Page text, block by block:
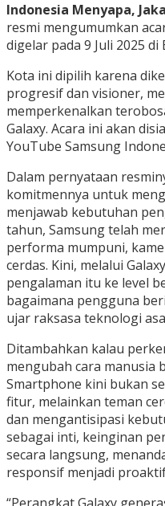
Indonesia Menyapa,
resmi mengumumkan
digelar pada 9 Juli 2025
Kota ini dipilih karena
progresif dan visioner,
memperkenalkan
Galaxy. Acara ini akan
YouTube Samsung
Dalam pernyataan
komitmennya untuk
menjawab kebutuhan
tahun, Samsung telah
performa mumpuni,
cerdas. Kini, melalui
pengalaman itu ke level
bagaimana pengguna
ujar raksasa teknologi
Ditambahkan kalau
mengubah cara manusia
Smartphone kini bukan
fitur, melainkan teman
dan mengantisipasi
sebagai inti, keinginan
secara langsung,
responsif menjadi